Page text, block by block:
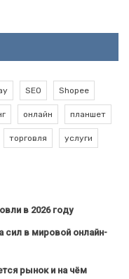
SEO Shopee
онлайн планшет
торговля услуги
в 2026 году
сил в мировой онлайн-
рынок и на чём